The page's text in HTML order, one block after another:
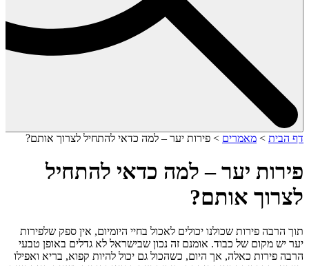
דף הבית > מאמרים > פירות יער – למה כדאי להתחיל לצרוך אותם?
פירות יער – למה כדאי להתחיל
לצרוך אותם?
תוך הרבה פירות שכולנו יכולים לאכול בחיי היומיום, אין ספק שלפירות
יער יש מקום של כבוד. אומנם זה נכון שבישראל לא גדלים באופן טבעי
הרבה פירות כאלה, אך היום, כשהכול גם יכול להיות קפוא, בריא ואפילו